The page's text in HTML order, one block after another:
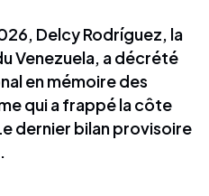
Delcy Rodríguez, la
Venezuela, a décrété
en mémoire des
qui a frappé la côte
dernier bilan provisoire